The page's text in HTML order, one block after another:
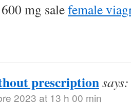
mg salefemale
prescriptionsays:
2023 at 13 h 00 min